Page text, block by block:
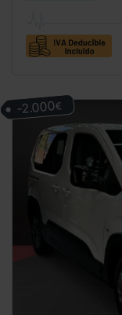
-2.000€